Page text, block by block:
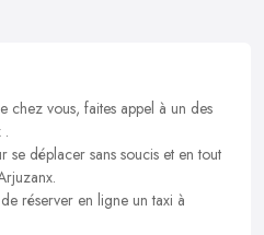
chez vous, faites appel à un des
.
se déplacer sans soucis et en tout
réserver en ligne un taxi à